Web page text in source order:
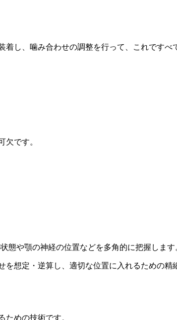
し、噛み合わせの調整を行って、これですべ
欠です。
態や顎の神経の位置などを多角的に把握します
想定・逆算し、適切な位置に入れるための精
めの技術です。